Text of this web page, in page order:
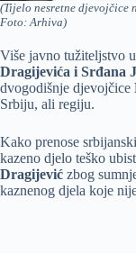
(Tijelo nesretne djevojčice
Foto: Arhiva)
Više javno tužiteljstvo
Dragijevića i Srđana
dvogodišnje djevojčice
Srbiju, ali regiju.
Kako prenose
kazeno djelo teško
Dragijević zbog
kaznenog djela koje